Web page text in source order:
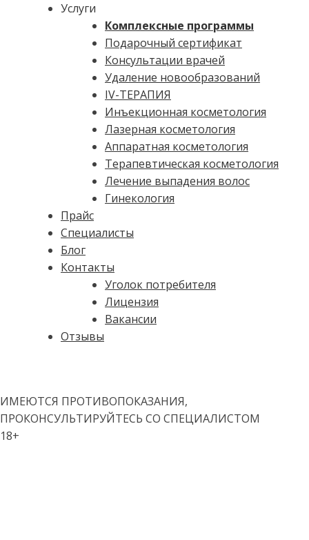
Услуги
Комплексные программы
Подарочный сертификат
Консультации врачей
Удаление новообразований
IV-ТЕРАПИЯ
Инъекционная косметология
Лазерная косметология
Аппаратная косметология
Терапевтическая косметология
Лечение выпадения волос
Гинекология
Прайс
Специалисты
Блог
Контакты
Уголок потребителя
Лицензия
Вакансии
Отзывы
ИМЕЮТСЯ ПРОТИВОПОКАЗАНИЯ,
ПРОКОНСУЛЬТИРУЙТЕСЬ СО СПЕЦИАЛИСТОМ
18+